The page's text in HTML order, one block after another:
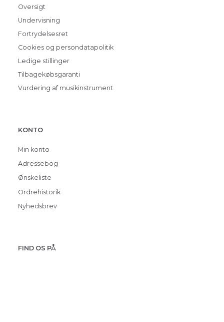
Oversigt
Undervisning
Fortrydelsesret
Cookies og persondatapolitik
Ledige stillinger
Tilbagekøbsgaranti
Vurdering af musikinstrument
KONTO
Min konto
Adressebog
Ønskeliste
Ordrehistorik
Nyhedsbrev
FIND OS PÅ